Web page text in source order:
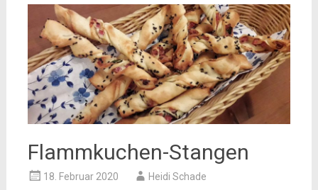
Flammkuchen-Stangen
18. Februar 2020 Heidi Schade